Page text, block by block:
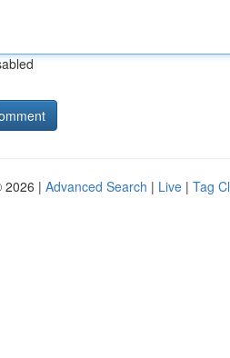
2026 | Advanced Search | Live | Tag